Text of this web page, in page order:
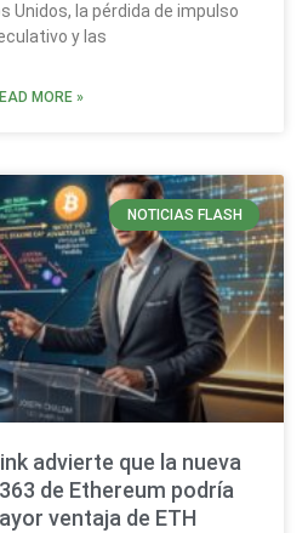
Unidos, la pérdida de impulso
y las
MORE »
NOTICIAS FLASH
advierte que la nueva
de Ethereum podría
ventaja de ETH